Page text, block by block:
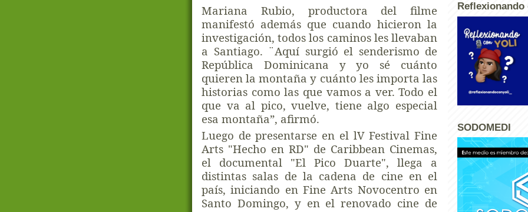
Mariana Rubio, productora del filme
manifestó además que cuando hicieron la
investigación, todos los caminos les llevaban
a Santiago. ¨Aquí surgió el senderismo de
República Dominicana y yo sé cuánto
quieren la montaña y cuánto les importa las
historias como las que vamos a ver. Todo el
que va al pico, vuelve, tiene algo especial
esa montaña”, afirmó.
Luego de presentarse en el lV Festival Fine
Arts "Hecho en RD" de Caribbean Cinemas,
el documental "El Pico Duarte", llega a
distintas salas de la cadena de cine en el
país, iniciando en Fine Arts Novocentro en
Santo Domingo, y en el renovado cine de
Reflexionando
SODOMEDI